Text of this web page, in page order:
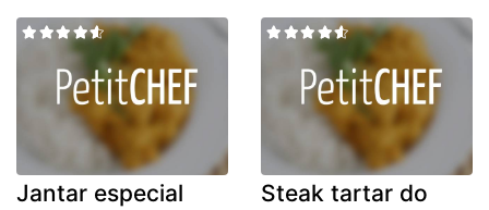
Jantar especial
Steak tartar do